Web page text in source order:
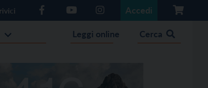
Accedi
Leggi online Cerca